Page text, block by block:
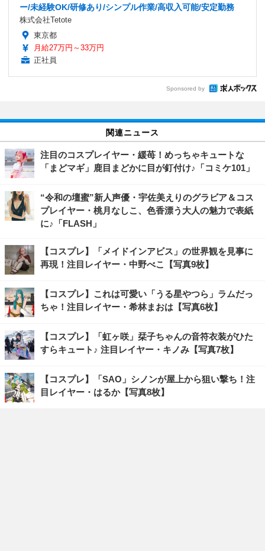
ー/未経験OK/研修あり/シンプル作業/高収入可能/安定勤務
株式会社Tetote
東京都
月給27万円～33万円
正社員
Sponsored by
関連ニュース
注目のコスプレイヤー・緩苺！めっちゃキュートな
「まどマギ」鹿目まどかに目が釘付け♪「コミケ101」
“令和の壇蜜”新人声優・宇佐美えりのグラビア＆コス
プレイヤー・桃月なしこ、色香漂う大人の魅力で表紙
に♪「FLASH」
【コスプレ】「メイドインアビス」の世界観を見事に
再現！注目レイヤー・中野べこ【写真9枚】
【コスプレ】これは可愛い「うる星やつら」ラムだっ
ちゃ！注目レイヤー・希林まおは【写真6枚】
【コスプレ】「虹ヶ咲」栞子ちゃんの音符衣装がひた
すらキュート♪ 注目レイヤー・キノみ【写真7枚】
【コスプレ】「SAO」シノンが屋上から狙い撃ち！注
目レイヤー・はるか【写真8枚】